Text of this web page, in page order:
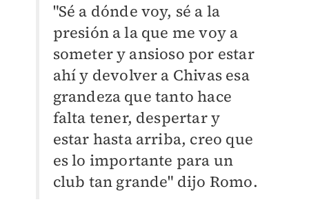
"Sé a dónde voy, sé a la
presión a la que me voy a
someter y ansioso por estar
ahí y devolver a Chivas esa
grandeza que tanto hace
falta tener, despertar y
estar hasta arriba, creo que
es lo importante para un
club tan grande" dijo Romo.